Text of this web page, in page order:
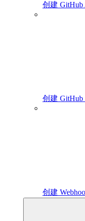
创建 GitHub
创建 GitHub
创建